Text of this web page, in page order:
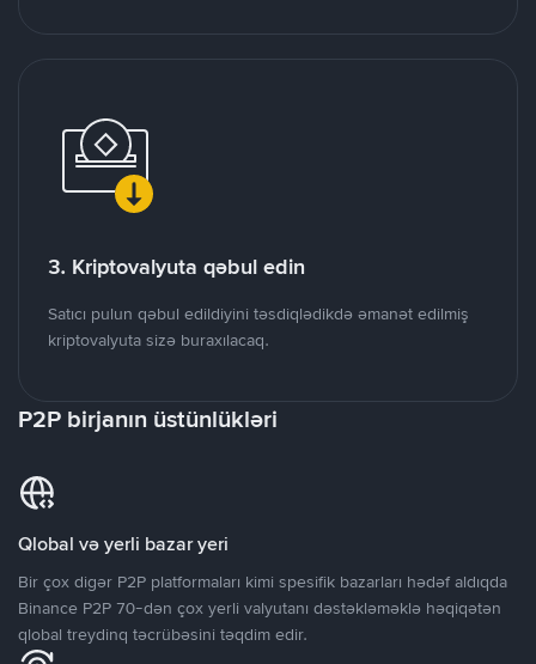
3. Kriptovalyuta qəbul edin
Satıcı pulun qəbul edildiyini təsdiqlədikdə əmanət edilmiş
kriptovalyuta sizə buraxılacaq.
P2P birjanın üstünlükləri
Qlobal və yerli bazar yeri
Bir çox digər P2P platformaları kimi spesifik bazarları hədəf aldıqda
Binance P2P 70-dən çox yerli valyutanı dəstəkləməklə həqiqətən
qlobal treydinq təcrübəsini təqdim edir.